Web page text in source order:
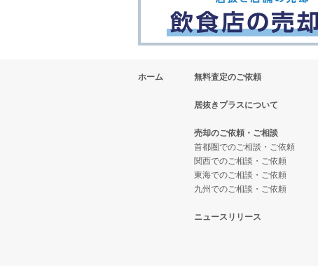
ホーム 無料査定のご依頼
居抜きプラスについて
売却のご依頼・ご相談
首都圏でのご相談・ご依頼
関西でのご相談・ご依頼
東海でのご相談・ご依頼
九州でのご相談・ご依頼
ニュースリリース